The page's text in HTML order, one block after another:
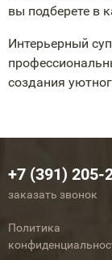
вы подберете в
Интерьерный
создания
+7 (391) 205-
заказать звонок
Политика